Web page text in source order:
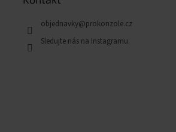
objednavky@prokonzole.cz